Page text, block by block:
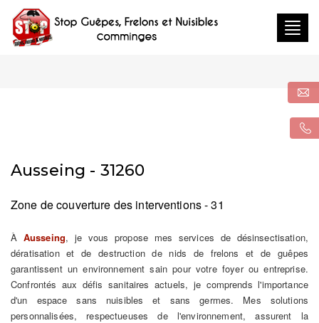
Ausseing - 31260
Zone de couverture des interventions - 31
À Ausseing, je vous propose mes services de désinsectisation,
dératisation et de destruction de nids de frelons et de guêpes
garantissent un environnement sain pour votre foyer ou entreprise.
Confrontés aux défis sanitaires actuels, je comprends l'importance
d'un espace sans nuisibles et sans germes. Mes solutions
personnalisées, respectueuses de l'environnement, assurent la